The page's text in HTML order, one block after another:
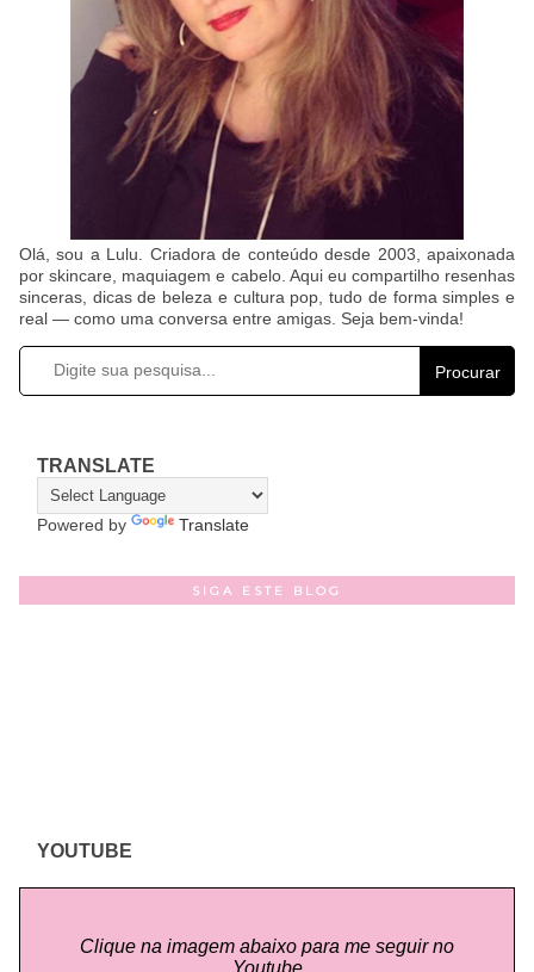
Olá, sou a Lulu. Criadora de conteúdo desde 2003, apaixonada
por skincare, maquiagem e cabelo. Aqui eu compartilho resenhas
sinceras, dicas de beleza e cultura pop, tudo de forma simples e
real — como uma conversa entre amigas. Seja bem-vinda!
Procurar
TRANSLATE
Powered by Translate
SIGA ESTE BLOG
YOUTUBE
Clique na imagem abaixo para me seguir no
Youtube